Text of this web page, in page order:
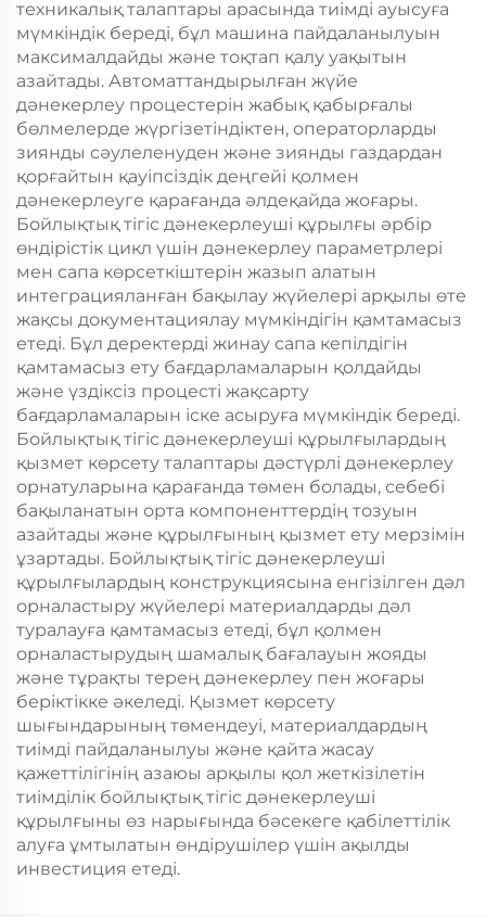
техникалық талаптары арасында тиімді ауысуға
мүмкіндік береді, бұл машина пайдаланылуын
максималдайды және тоқтап қалу уақытын
азайтады. Автоматтандырылған жүйе
дәнекерлеу процестерін жабық қабырғалы
бөлмелерде жүргізетіндіктен, операторларды
зиянды сәулеленуден және зиянды газдардан
қорғайтын қауіпсіздік деңгейі қолмен
дәнекерлеуге қарағанда әлдеқайда жоғары.
Бойлықтық тігіс дәнекерлеуші құрылғы әрбір
өндірістік цикл үшін дәнекерлеу параметрлері
мен сапа көрсеткіштерін жазып алатын
интеграцияланған бақылау жүйелері арқылы өте
жақсы документациялау мүмкіндігін қамтамасыз
етеді. Бұл деректерді жинау сапа кепілдігін
қамтамасыз ету бағдарламаларын қолдайды
және үздіксіз процесті жақсарту
бағдарламаларын іске асыруға мүмкіндік береді.
Бойлықтық тігіс дәнекерлеуші құрылғылардың
қызмет көрсету талаптары дәстүрлі дәнекерлеу
орнатуларына қарағанда төмен болады, себебі
бақыланатын орта компоненттердің тозуын
азайтады және құрылғының қызмет ету мерзімін
ұзартады. Бойлықтық тігіс дәнекерлеуші
құрылғылардың конструкциясына енгізілген дәл
орналастыру жүйелері материалдарды дәл
туралауға қамтамасыз етеді, бұл қолмен
орналастырудың шамалық бағалауын жояды
және тұрақты терең дәнекерлеу пен жоғары
беріктікке әкеледі. Қызмет көрсету
шығындарының төмендеуі, материалдардың
тиімді пайдаланылуы және қайта жасау
қажеттілігінің азаюы арқылы қол жеткізілетін
тиімділік бойлықтық тігіс дәнекерлеуші
құрылғыны өз нарығында бәсекеге қабілеттілік
алуға ұмтылатын өндірушілер үшін ақылды
инвестиция етеді.